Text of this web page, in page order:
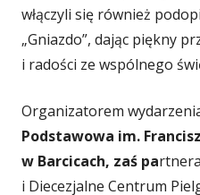
włączyli się również
„Gniazdo”, dając piękny
i radości ze wspólnego
Organizatorem
Podstawowa im.
w Barcicach, zaś pa
i Diecezjalne Centrum